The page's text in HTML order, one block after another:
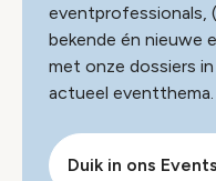
eventprofessionals,
bekende én nieuwe
met onze dossiers
actueel eventthema.
Duik in ons